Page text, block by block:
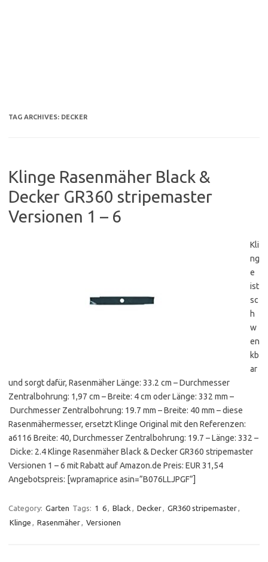
TAG ARCHIVES: DECKER
Klinge Rasenmäher Black &
Decker GR360 stripemaster
Versionen 1 – 6
Kli
ng
e
ist
sc
h
w
en
kb
ar
und sorgt dafür, Rasenmäher Länge: 33.2 cm – Durchmesser
Zentralbohrung: 1,97 cm – Breite: 4 cm oder Länge: 332 mm –
Durchmesser Zentralbohrung: 19.7 mm – Breite: 40 mm – diese
Rasenmähermesser, ersetzt Klinge Original mit den Referenzen:
a6116 Breite: 40, Durchmesser Zentralbohrung: 19.7 – Länge: 332 –
Dicke: 2.4 Klinge Rasenmäher Black & Decker GR360 stripemaster
Versionen 1 – 6 mit Rabatt auf Amazon.de Preis: EUR 31,54
Angebotspreis: [wpramaprice asin=”B076LLJPGF”]
Category: Garten Tags: 1 6, Black , Decker, GR360 stripemaster,
Klinge , Rasenmäher, Versionen